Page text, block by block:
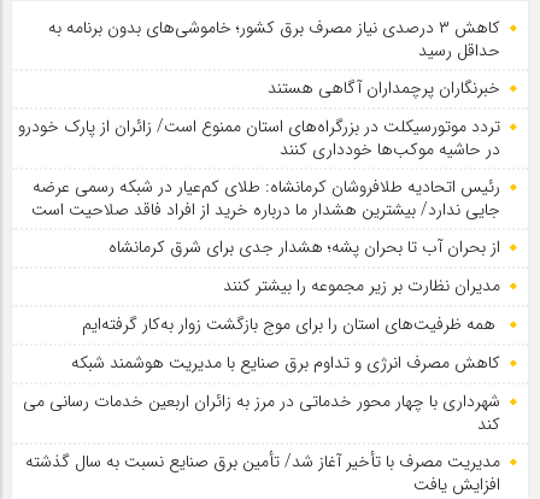
کاهش ۳ درصدی نیاز مصرف برق کشور؛ خاموشی‌های بدون برنامه به
حداقل رسید
خبرنگاران پرچمداران آگاهی هستند
تردد موتورسیکلت در بزرگراه‌های استان ممنوع است/ زائران از پارک خودرو
در حاشیه موکب‌ها خودداری کنند
رئیس اتحادیه طلافروشان کرمانشاه: طلای کم‌عیار در شبکه رسمی عرضه
جایی ندارد/ بیشترین هشدار ما درباره خرید از افراد فاقد صلاحیت است
از بحران آب تا بحران پشه؛ هشدار جدی برای شرق کرمانشاه
مدیران نظارت بر زیر مجموعه را بیشتر کنند
همه ظرفیت‌های استان را برای موج بازگشت زوار به‌کار گرفته‌ایم
کاهش مصرف انرژی و تداوم برق صنایع با مدیریت هوشمند شبکه
شهرداری با چهار محور خدماتی در مرز به زائران اربعین خدمات رسانی می
کند
مدیریت مصرف با تأخیر آغاز شد/ تأمین برق صنایع نسبت به سال گذشته
افزایش یافت